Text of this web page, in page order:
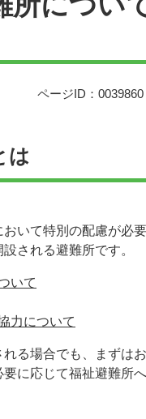
ページID：0039860
は
いて特別の配慮が必
される避難所です。
いて
力について
る場合でも、まずは
に応じて福祉避難所